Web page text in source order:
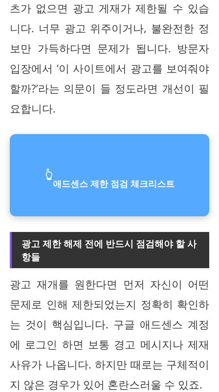
츠가 없으면 광고 게재가 제한될 수 있습
니다. 너무 광고 위주이거나, 불완전한 정
보만 가득하다면 문제가 됩니다. 방문자
입장에서 ‘이 사이트에서 광고를 보여줘야
할까?’라는 의문이 들 정도라면 개선이 필
요합니다.
👆
애드센스 제한 점검 체크리스트
광고 제한 해제 전에 반드시 점검해야 할 사
항들
광고 재개를 원한다면 먼저 자신이 어떤
문제로 인해 제한되었는지 정확히 확인하
는 것이 핵심입니다. 구글 애드센스 계정
에 로그인 하면 보통 경고 메시지나 제재
사유가 나옵니다. 하지만 때로는 구체적이
지 않은 경우가 있어 혼란스러울 수 있죠.